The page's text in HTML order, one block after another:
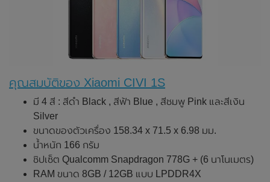
คุณสมบัติของ Xiaomi CIVI 1S
มี 4 สี : สีดำ Black , สีฟ้า Blue , สีชมพู Pink และสีเงิน
Silver
ขนาดของตัวเครื่อง 158.34 x 71.5 x 6.98 มม.
น้ำหนัก 166 กรัม
ชิปเซ็ต Qualcomm Snapdragon 778G + (6 นาโนเมตร)
RAM ขนาด 8GB / 12GB แบบ LPDDR4X